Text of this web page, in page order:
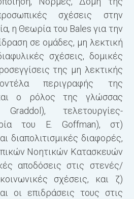
σχέσεις στην
η Θεωρία του Bales για την
σε ομάδες, μη λεκτική
σχέσεις, δομικές
της μη λεκτικής
περιγραφής της
ο ρόλος της γλώσσας
τελετουργίες-
του E. Goffman), στ)
διαπολιτισμικές διαφορές,
Νοητικών Κατασκευών
αποδόσεις στις στενές/
σχέσεις, και ζ)
οι επιδράσεις τους στις